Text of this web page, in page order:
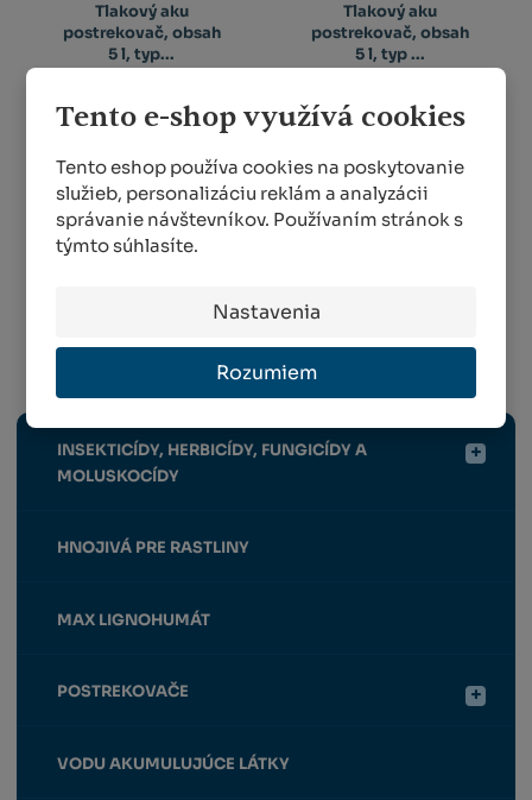
Tento e-shop využívá cookies
Tento eshop používa cookies na poskytovanie
služieb, personalizáciu reklám a analyzácii
správanie návštevníkov. Používaním stránok s
týmto súhlasíte.
Nastavenia
Rozumiem
Tlakový aku
postrekovač, obsah
5 l, typ...
KÚPIŤ
Tlakový aku
postrekovač, obsah
5 l, typ ...
KÚPIŤ
1 2
Hnojivá / Chémia
INSEKTICÍDY, HERBICÍDY, FUNGICÍDY A
MOLUSKOCÍDY
HNOJIVÁ PRE RASTLINY
MAX LIGNOHUMÁT
POSTREKOVAČE
VODU AKUMULUJÚCE LÁTKY